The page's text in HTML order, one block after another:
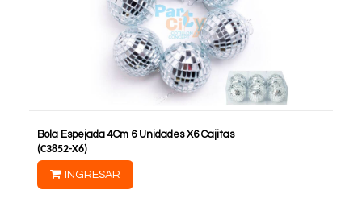
Bola Espejada 4Cm 6 Unidades X6 Cajitas
(C3852-X6)
INGRESAR